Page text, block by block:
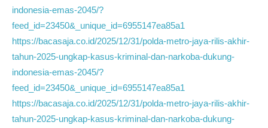
indonesia-emas-2045/?
feed_id=23450&_unique_id=6955147ea85a1
https://bacasaja.co.id/2025/12/31/polda-metro-jaya-rilis-akhir-
tahun-2025-ungkap-kasus-kriminal-dan-narkoba-dukung-
indonesia-emas-2045/?
feed_id=23450&_unique_id=6955147ea85a1
https://bacasaja.co.id/2025/12/31/polda-metro-jaya-rilis-akhir-
tahun-2025-ungkap-kasus-kriminal-dan-narkoba-dukung-